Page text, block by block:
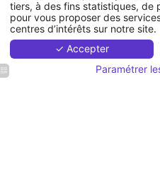
Formations
tiers, à des fins statistiques, de
pour vous proposer des
centres d’intérêts sur notre site.
✓ Accepter
Paramétrer